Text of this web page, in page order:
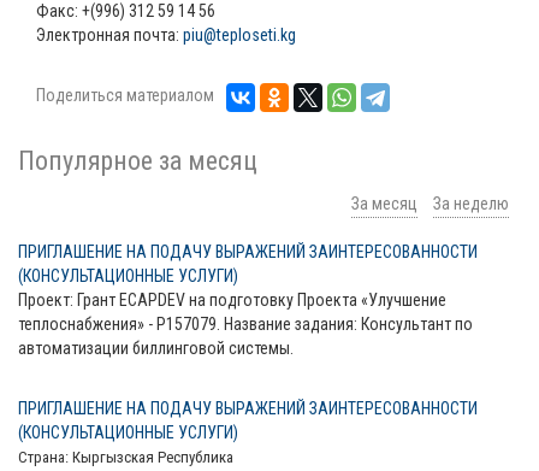
Факс: +(996) 312 59 14 56
Электронная почта: piu@teploseti.kg
Поделиться материалом
Популярное за месяц
За месяц За неделю
ПРИГЛАШЕНИЕ НА ПОДАЧУ ВЫРАЖЕНИЙ ЗАИНТЕРЕСОВАННОСТИ
(КОНСУЛЬТАЦИОННЫЕ УСЛУГИ)
Проект: Грант ECAPDEV на подготовку Проекта «Улучшение
теплоснабжения» - P157079. Название задания: Консультант по
автоматизации биллинговой системы.
ПРИГЛАШЕНИЕ НА ПОДАЧУ ВЫРАЖЕНИЙ ЗАИНТЕРЕСОВАННОСТИ
(КОНСУЛЬТАЦИОННЫЕ УСЛУГИ)
Страна: Кыргызская Республика